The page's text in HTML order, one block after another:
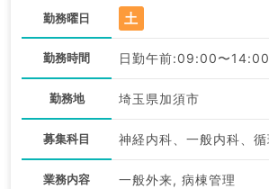
勤務曜日 土
勤務時間 日勤午前:09:00〜14:00
勤務地 埼玉県加須市
募集科目
業務内容 一般外来, 病棟管理